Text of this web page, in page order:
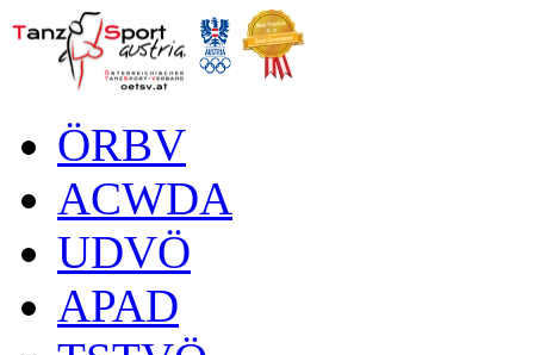
ÖRBV
ACWDA
UDVÖ
APAD